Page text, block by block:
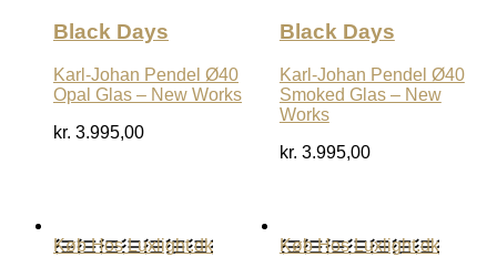
Black Days
Karl-Johan Pendel Ø40
Opal Glas – New Works
kr. 3.995,00
Black Days
Karl-Johan Pendel Ø40
Smoked Glas – New
Works
kr. 3.995,00
Køb Hos Luxlight.dk Køb Hos Luxlight.dk